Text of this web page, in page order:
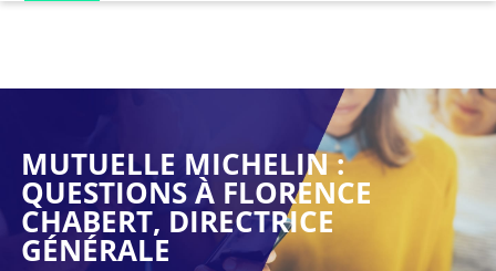
MUTUELLE MICHELIN :
QUESTIONS À FLORENCE
CHABERT, DIRECTRICE
GÉNÉRALE